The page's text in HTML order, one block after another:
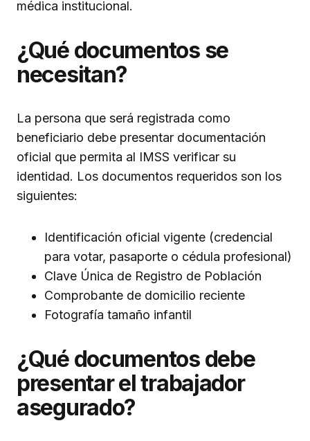
médica institucional.
¿Qué documentos se
necesitan?
La persona que será registrada como
beneficiario debe presentar documentación
oficial que permita al IMSS verificar su
identidad. Los documentos requeridos son los
siguientes:
Identificación oficial vigente (credencial
para votar, pasaporte o cédula profesional)
Clave Única de Registro de Población
Comprobante de domicilio reciente
Fotografía tamaño infantil
¿Qué documentos debe
presentar el trabajador
asegurado?